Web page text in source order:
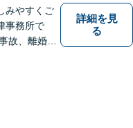
みやすくご
事務所で
故、離婚、
詳細を見
る